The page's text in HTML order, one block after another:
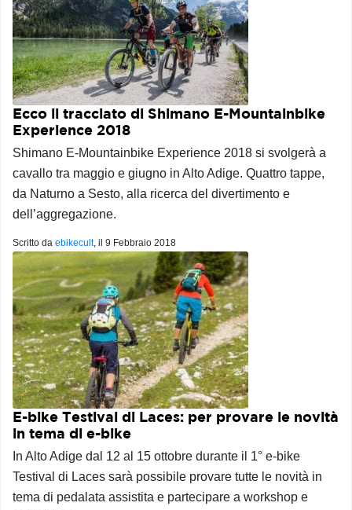
Ecco il tracciato di Shimano E-Mountainbike
Experience 2018
Shimano E-Mountainbike Experience 2018 si svolgerà a
cavallo tra maggio e giugno in Alto Adige. Quattro tappe,
da Naturno a Sesto, alla ricerca del divertimento e
dell’aggregazione.
Scritto da ebikecult, il 9 Febbraio 2018
E-bike Testival di Laces: per provare le novità
in tema di e-bike
In Alto Adige dal 12 al 15 ottobre durante il 1° e-bike
Testival di Laces sarà possibile provare tutte le novità in
tema di pedalata assistita e partecipare a workshop e